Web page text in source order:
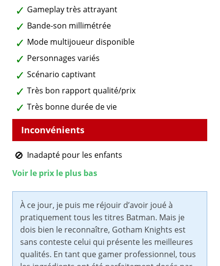
Gameplay très attrayant
Bande-son millimétrée
Mode multijoueur disponible
Personnages variés
Scénario captivant
Très bon rapport qualité/prix
Très bonne durée de vie
Inadapté pour les enfants
Voir le prix le plus bas
À ce jour, je puis me réjouir d’avoir joué à
pratiquement tous les titres Batman. Mais je
dois bien le reconnaître, Gotham Knights est
sans conteste celui qui présente les meilleures
qualités. En tant que gamer professionnel, tous